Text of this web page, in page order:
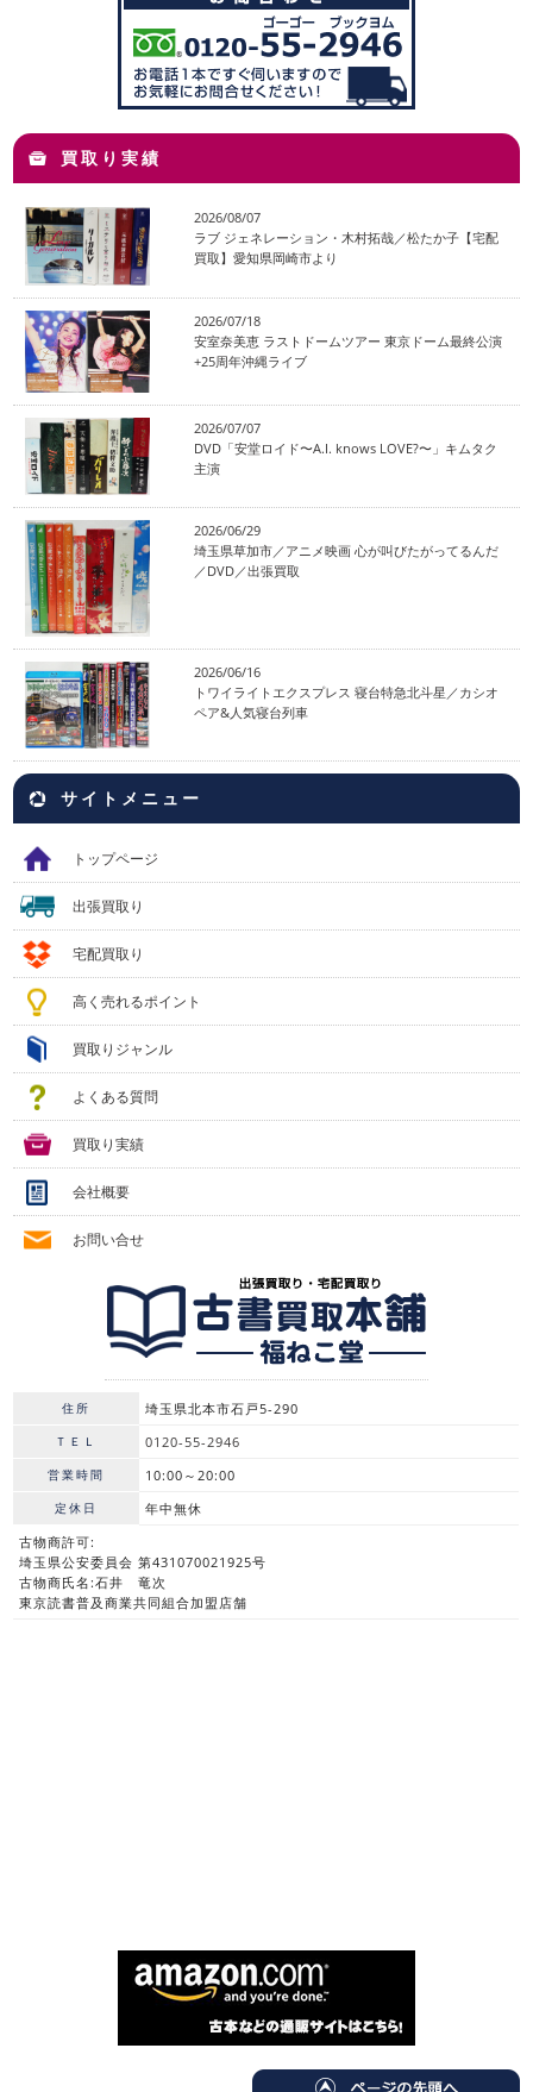
買取り実績
2026/08/07
ラブ ジェネレーション・木村拓哉／松たか子【宅配
買取】愛知県岡崎市より
2026/07/18
安室奈美恵 ラストドームツアー 東京ドーム最終公演
+25周年沖縄ライブ
2026/07/07
DVD「安堂ロイド〜A.I. knows LOVE?〜」キムタク
主演
2026/06/29
埼玉県草加市／アニメ映画 心が叫びたがってるんだ
／DVD／出張買取
2026/06/16
トワイライトエクスプレス 寝台特急北斗星／カシオ
ペア&人気寝台列車
サイトメニュー
トップページ
出張買取り
宅配買取り
高く売れるポイント
買取りジャンル
よくある質問
買取り実績
会社概要
お問い合せ
住所 埼玉県北本市石戸5-290
ＴＥＬ 0120-55-2946
営業時間 10:00～20:00
定休日
年中無休
古物商許可:
埼玉県公安委員会 第431070021925号
古物商氏名:石井 竜次
東京読書普及商業共同組合加盟店舗